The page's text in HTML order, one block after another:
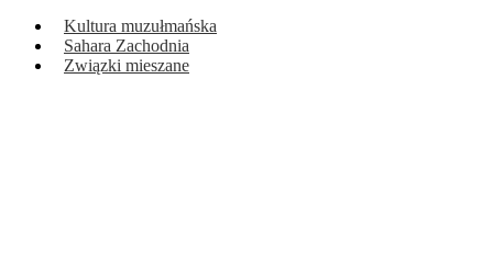
Kultura muzułmańska
Sahara Zachodnia
Związki mieszane